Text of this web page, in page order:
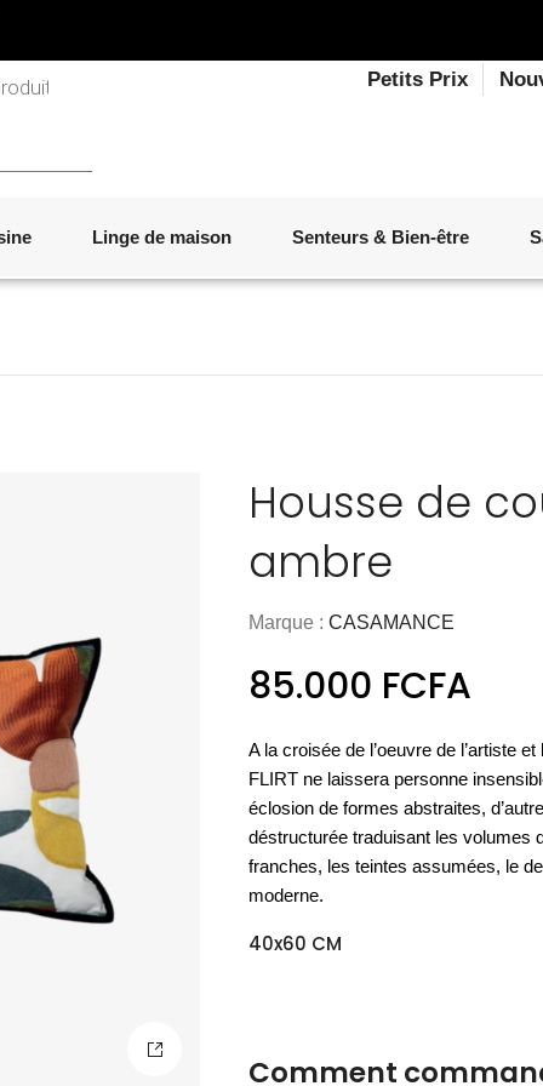
Petits Prix
DÉCOUVRIR
de sol
DÉCOUVRIR
OBJETS DÉCORATIFS
verrerie
DÉCOUVRIR
VAISSELLE
DÉCOUVRIR
ÉLECTROMÉNAGER
ACCESSOIRES
Linge de maison
Nos housses
de couette
DÉCOUVRIR
Senteurs & Bien-être
Les sprays
d'ambiance
DÉCOUVRIR
SENTEURS D'INTÉRIEUR
BIEN-ÊTRE
bien-être
DÉCOUVRIR
UTILITAIRES
outdoor
DÉCOUVRIR
LUMINAIRE OUTDOOR
Nos cartes
de voeux
DÉCOUVRIR
ART & CULTURE
Housse de
ambre
Marque :CASAMANCE
85.000 FCFA
A la croisée de l’oeuvre de l’artiste
FLIRT ne laissera personne
éclosion de formes abstraites,
déstructurée traduisant les volumes
franches, les teintes assumées, le
moderne.
40x60 CM
Comment